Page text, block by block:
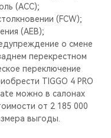
(ACC);
(FCW);
(AEB);
о смене
перекрестном
переключение
TIGGO 4 PRO
можно в салонах
от 2 185 000
выгоды.